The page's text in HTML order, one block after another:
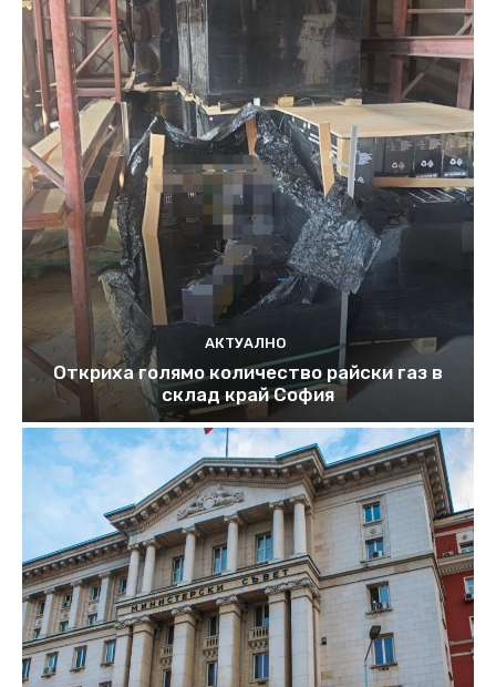
АКТУАЛНО
Откриха голямо количество райски газ в
склад край София